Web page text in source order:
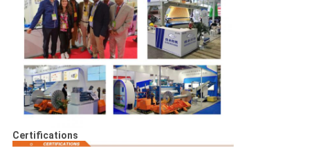
Certifications